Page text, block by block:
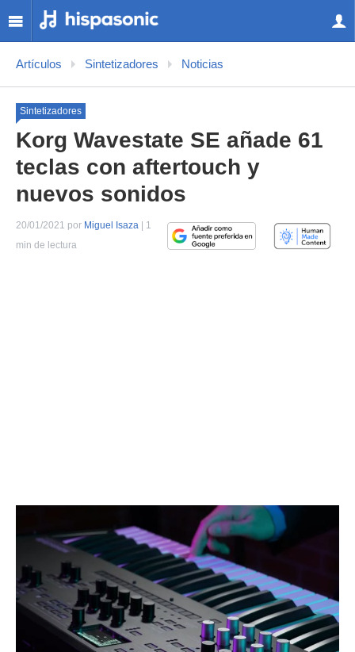
Artículos Sintetizadores Noticias
Sintetizadores
Korg Wavestate SE añade 61
teclas con aftertouch y
nuevos sonidos
20/01/2021 por Miguel Isaza | 1
min de lectura